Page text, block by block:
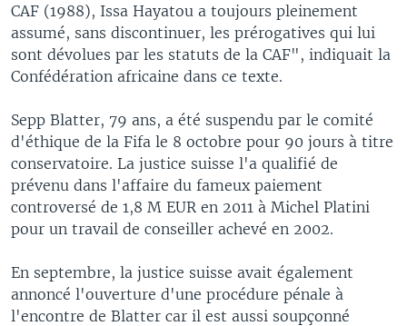
CAF (1988), Issa Hayatou a toujours pleinement
assumé, sans discontinuer, les prérogatives qui lui
sont dévolues par les statuts de la CAF", indiquait la
Confédération africaine dans ce texte.
Sepp Blatter, 79 ans, a été suspendu par le comité
d'éthique de la Fifa le 8 octobre pour 90 jours à titre
conservatoire. La justice suisse l'a qualifié de
prévenu dans l'affaire du fameux paiement
controversé de 1,8 M EUR en 2011 à Michel Platini
pour un travail de conseiller achevé en 2002.
En septembre, la justice suisse avait également
annoncé l'ouverture d'une procédure pénale à
l'encontre de Blatter car il est aussi soupçonné